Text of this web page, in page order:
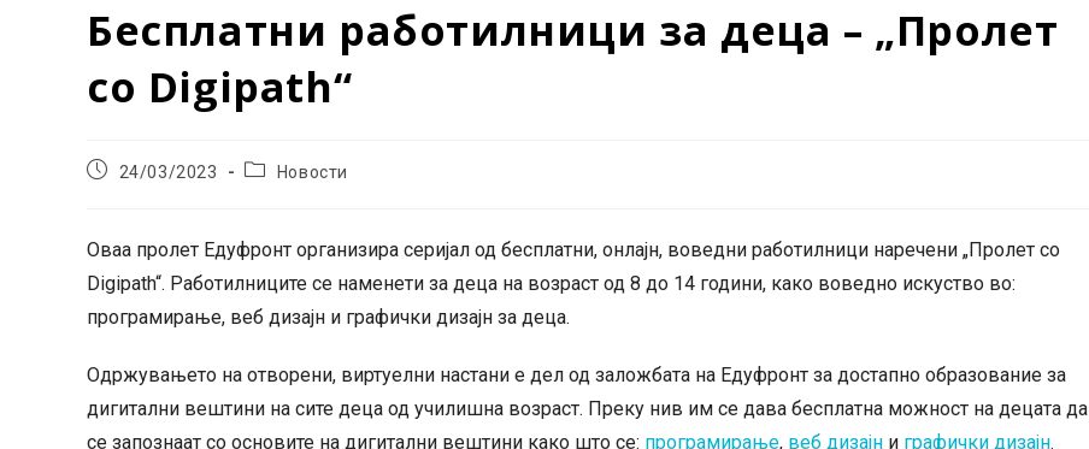
Бесплатни работилници за деца – „Пролет
со Digipath“
Post24/03/2023
PostНовости
Оваа пролет Едуфронт организира серијал од бесплатни, онлајн, воведни работилници наречени „Пролет со
Digipath“. Работилниците се наменети за деца на возраст од 8 до 14 години, како воведно искуство во:
програмирање, веб дизајн и графички дизајн за деца.
Одржувањето на отворени, виртуелни настани е дел од заложбата на Едуфронт за достапно образование за
дигитални вештини на сите деца од училишна возраст. Преку нив им се дава бесплатна можност на децата да
се запознаат со основите на дигитални вештини како што се: програмирање, веб дизајн и графички дизајн.